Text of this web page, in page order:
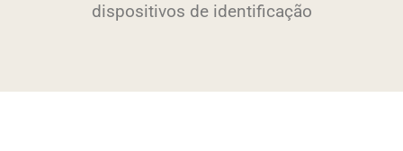
dispositivos de identificação